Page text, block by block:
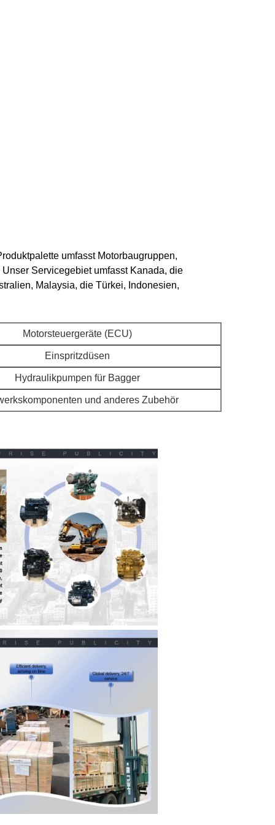
umfasst Motorbaugruppen,
Servicegebiet umfasst Kanada, die
Malaysia, die Türkei, Indonesien,
Motorsteuergeräte (ECU)
Einspritzdüsen
Hydraulikpumpen für Bagger
und anderes Zubehör